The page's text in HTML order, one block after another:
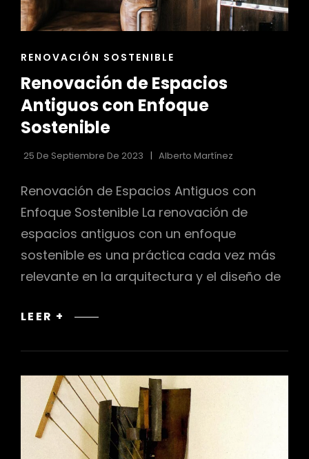
ENLACES
LAS
CATEGORÍAS
RENOVACIÓN SOSTENIBLE
Renovación de Espacios
Antiguos con Enfoque
Sostenible
25 De Septiembre De 2023 Alberto Martínez
Renovación de Espacios Antiguos con
Enfoque Sostenible La renovación de
espacios antiguos con un enfoque
sostenible es una práctica cada vez más
relevante en la arquitectura y el diseño de
LEER +
RENOVACIÓN
ESPACIOS
CON
ENFOQUE
SOSTENIBLE